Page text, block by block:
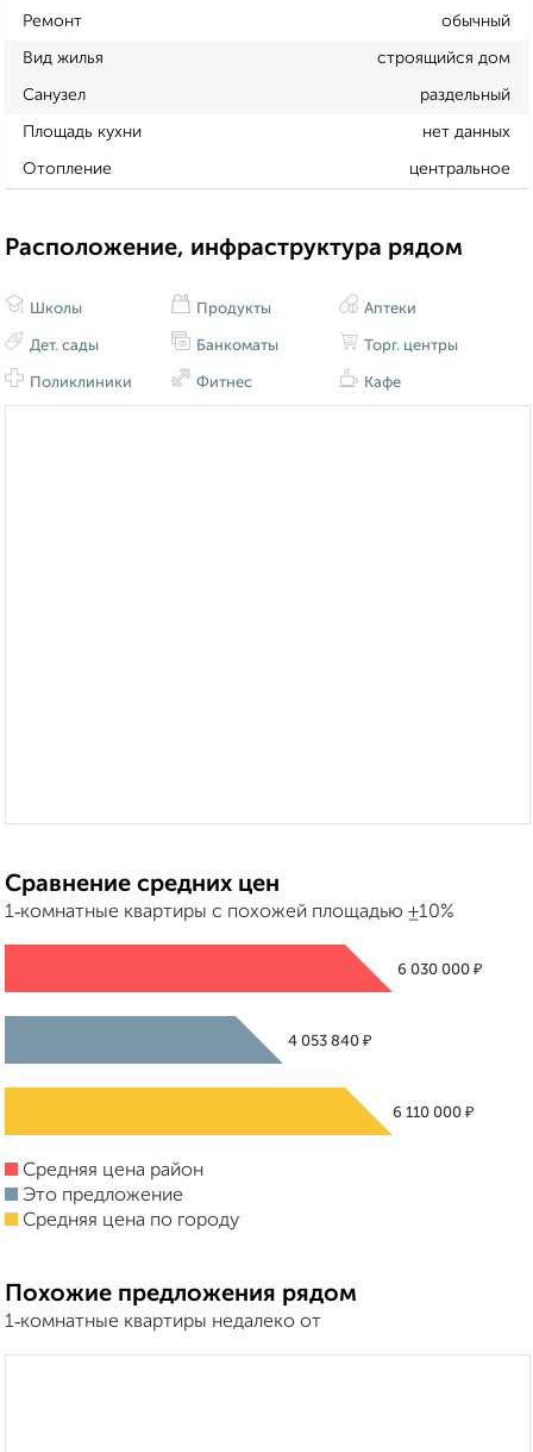
Ремонт обычный
Вид жилья строящийся дом
Санузел раздельный
Площадь кухни нет данных
Отопление центральное
Расположение, инфраструктура рядом
Школы
Дет. сады
Поликлиники
Продукты
Банкоматы
Фитнес
Аптеки
Торг. центры
Кафе
Сравнение средних цен
1‑комнатные квартиры с похожей площадью ±10%
6 030 000 ₽
4 053 840 ₽
6 110 000 ₽
Средняя цена район
Это предложение
Средняя цена по городу
Похожие предложения рядом
1‑комнатные квартиры недалеко от